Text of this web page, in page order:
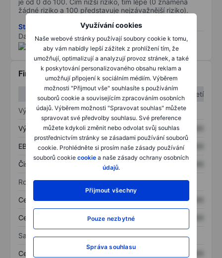
Využívání cookies
Naše webové stránky používají soubory cookie k tomu,
aby vám nabídly lepší zážitek z prohlížení tím, že
umožňují, optimalizují a analyzují provoz stránek, a také
k poskytování personalizovaného obsahu reklam a
umožňují připojení k sociálním médiím. Výběrem
možnosti "Přijmout vše" souhlasíte s používáním
souborů cookie a souvisejícím zpracováním osobních
údajů. Výběrem možnosti "Spravovat souhlas" můžete
spravovat své předvolby souhlasu. Své preference
můžete kdykoli změnit nebo odvolat svůj souhlas
prostřednictvím stránky se zásadami používání souborů
cookie. Prohlédněte si prosím naše zásady používání
souborů cookie cookie a naše zásady ochrany osobních
údajů.
Přijmout všechny
Pouze nezbytné
Správa souhlasu
žádné riziko a 100 představuje nejzávažnější riziko).
Stáhněte si metodiku rizik ESG
Data poskytnuta od
/
Finanční informace
1. čtvrtletí
2. čtvrtletí
Výkaz zisku a ztráty
Výnos XXXXXXX XXXXXXX
EBITDA XXXXXXX XXXXXXX
Čistý příjem XXXXXXX
Rozvaha
Celková aktiva XXXXXXX XXXXXXX
Celkový dluh XXXXXXX
Sazby
Cena/tržby